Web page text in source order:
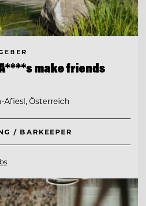
make friends
Afiesl, Österreich
CHEF DE RANG / BARKEEPER